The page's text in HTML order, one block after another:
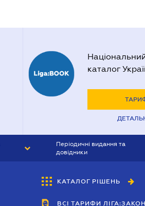
каталог
Періодичні видання та
довідники
БУХГАЛТЕР&ЗАКОН
ВІСНИК МСФЗ
КАТАЛОГ РІШЕНЬ
ВСІ ТАРИФИ ЛІГА:ЗАКОН